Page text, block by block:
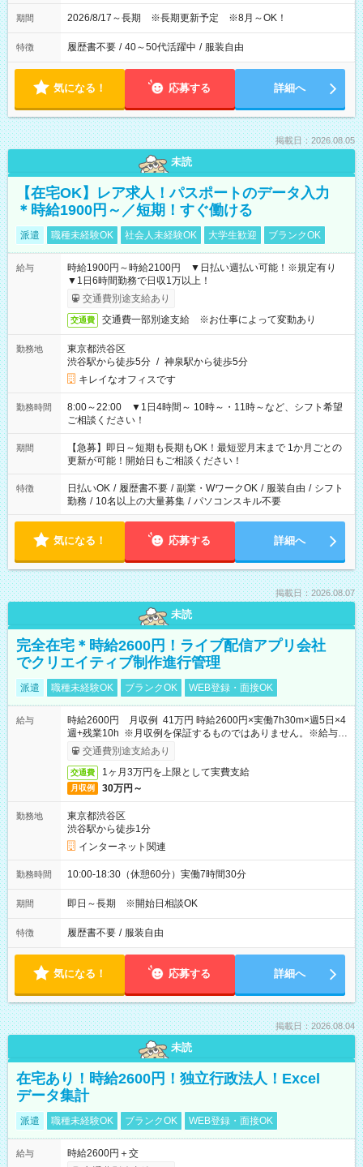
期間 2026/8/17～長期 ※長期更新予定 ※8月～OK！
特徴 履歴書不要 / 40～50代活躍中 / 服装自由
気になる！ 応募する 詳細へ
掲載日：2026.08.05
未読
【在宅OK】レア求人！パスポートのデータ入力
＊時給1900円～／短期！すぐ働ける
派遣 職種未経験OK 社会人未経験OK 大学生歓迎 ブランクOK
給与
時給1900円～時給2100円 ▼日払い週払い可能！※規定有り
▼1日6時間勤務で日収1万以上！
交通費別途支給あり
交通費 交通費一部別途支給 ※お仕事によって変動あり
勤務地
東京都渋谷区
渋谷駅から徒歩5分 / 神泉駅から徒歩5分
キレイなオフィスです
勤務時間
8:00～22:00 ▼1日4時間～ 10時～・11時～など、シフト希望
ご相談ください！
期間
【急募】即日～短期も長期もOK！最短翌月末まで 1か月ごとの
更新が可能！開始日もご相談ください！
特徴 日払いOK / 履歴書不要 / 副業・WワークOK / 服装自由 / シフト
勤務 / 10名以上の大量募集 / パソコンスキル不要
気になる！ 応募する 詳細へ
掲載日：2026.08.07
未読
完全在宅＊時給2600円！ライブ配信アプリ会社
でクリエイティブ制作進行管理
派遣 職種未経験OK ブランクOK WEB登録・面接OK
給与
時給2600円 月収例 41万円 時給2600円×実働7h30m×週5日×4
週+残業10h ※月収例を保証するものではありません。※給与即
受取りサービス利用可（利用条件有）
交通費別途支給あり
交通費 1ヶ月3万円を上限として実費支給
月収例 30万円～
勤務地
東京都渋谷区
渋谷駅から徒歩1分
インターネット関連
勤務時間 10:00-18:30（休憩60分）実働7時間30分
期間 即日～長期 ※開始日相談OK
特徴 履歴書不要 / 服装自由
気になる！ 応募する 詳細へ
掲載日：2026.08.04
未読
在宅あり！時給2600円！独立行政法人！Excel
データ集計
派遣 職種未経験OK ブランクOK WEB登録・面接OK
給与
時給2600円＋交